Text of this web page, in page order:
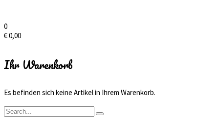
0
€0,00
Ihr Warenkorb
Es befinden sich keine Artikel in Ihrem Warenkorb.